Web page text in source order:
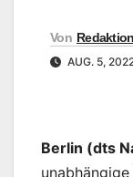
Von Redaktion
AUG. 5,
Berlin (dts